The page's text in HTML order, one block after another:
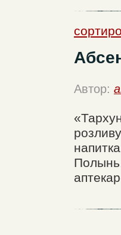
Автор: